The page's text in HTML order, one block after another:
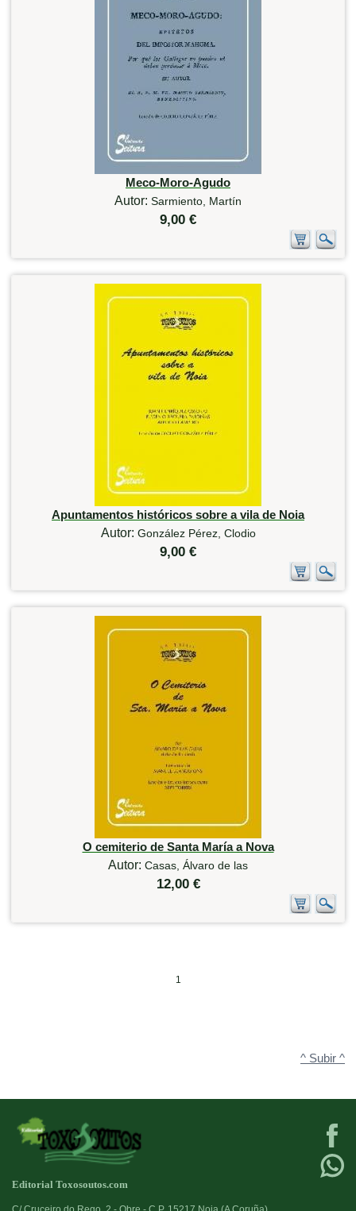
Meco-Moro-Agudo
Autor: Sarmiento, Martín
9,00 €
Apuntamentos históricos sobre a vila de Noia
Autor: González Pérez, Clodio
9,00 €
O cemiterio de Santa María a Nova
Autor: Casas, Álvaro de las
12,00 €
1
^ Subir ^
Editorial Toxosoutos.com